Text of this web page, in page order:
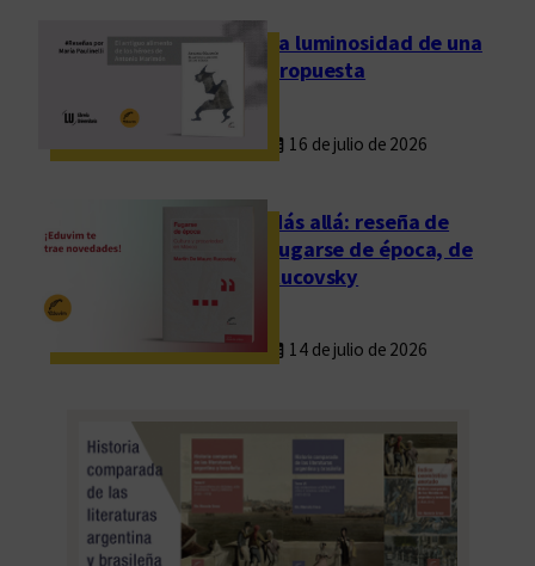
La luminosidad de una
propuesta
16 de julio de 2026
Más allá: reseña de
Fugarse de época, de
Rucovsky
14 de julio de 2026